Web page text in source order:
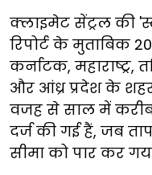
क्लाइमेट सेंट्रल की
रिपोर्ट के मुताबिक
कर्नाटक,
और आंध्र प्रदेश के
वजह से साल में करीब
दर्ज की गई हैं, जब
सीमा को पार कर